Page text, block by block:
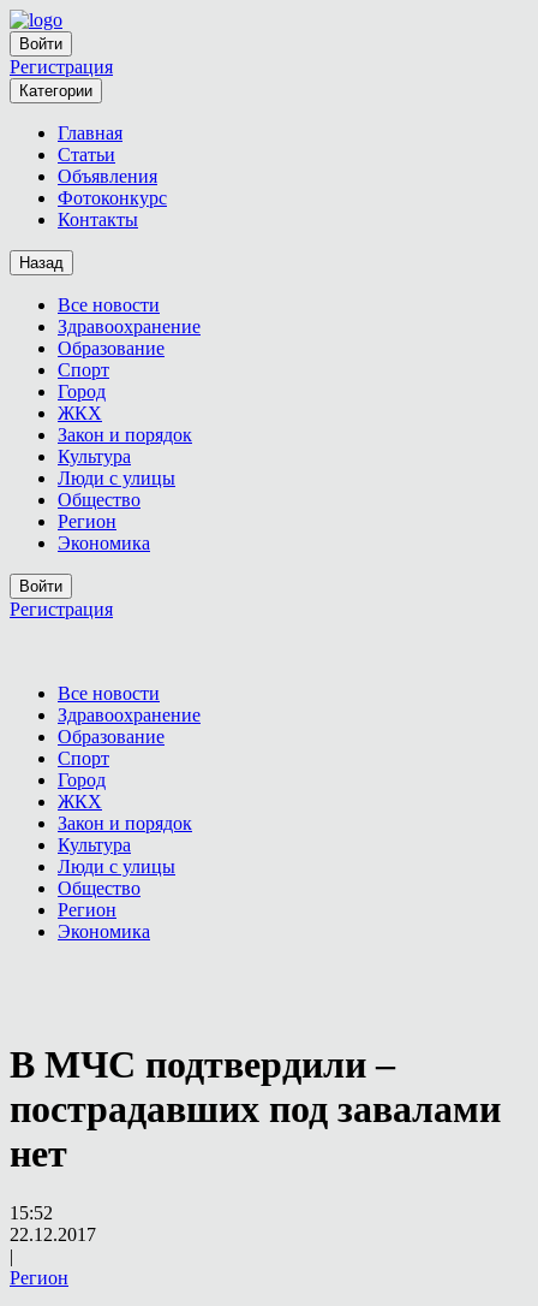
Войти
Регистрация
Категории
Главная
Статьи
Объявления
Фотоконкурс
Контакты
Назад
Все новости
Здравоохранение
Образование
Спорт
Город
ЖКХ
Закон и порядок
Культура
Люди с улицы
Общество
Регион
Экономика
Войти
Регистрация
Все новости
Здравоохранение
Образование
Спорт
Город
ЖКХ
Закон и порядок
Культура
Люди с улицы
Общество
Регион
Экономика
В МЧС подтвердили –
пострадавших под завалами
нет
15:52
22.12.2017
|
Регион